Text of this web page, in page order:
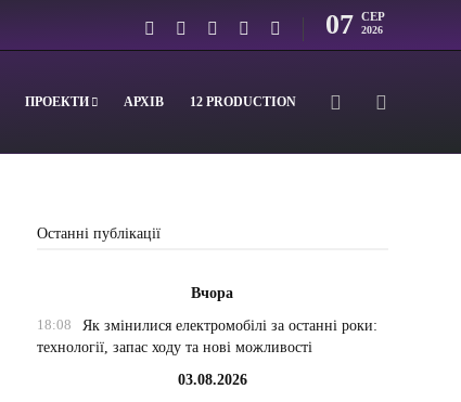
07 СЕР
2026
ПРОЕКТИ АРХІВ 12 PRODUCTION
Останні публікації
Вчора
18:08
Як змінилися електромобілі за останні роки:
технології, запас ходу та нові можливості
03.08.2026